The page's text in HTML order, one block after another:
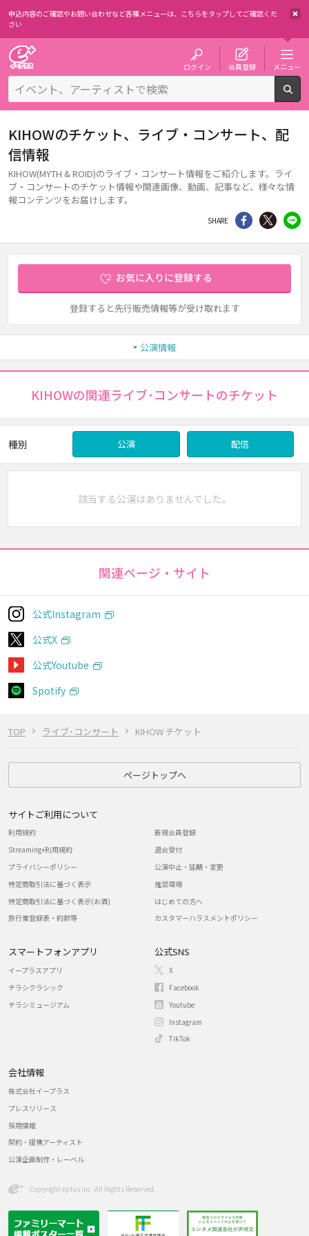
申込内容のご確認やお問い合わせなど各種メニューは、 こちらをタップしてご確認くだ
さい
ログイン 会員登録 メニュー
TOP ライブ･コンサート KIHOW チケット
KIHOWのチケット、ライブ・コンサート、配
信情報
KIHOW(MYTH & ROID)のライブ・コンサート情報をご紹介します。ライ
ブ・コンサートのチケット情報や関連画像、動画、記事など、様々な情
報コンテンツをお届けします。
SHARE シェア Twitter
お気に入りに登録する
登録すると先行販売情報等が受け取れます
公演情報
KIHOWの関連ライブ･コンサートのチケット
種別 公演 配信
該当する公演はありませんでした。
関連ページ・サイト
公式Instagram
公式X
公式Youtube
Spotify
ページトップへ
サイトご利用について
利用規約
Streaming+利用規約
プライバシーポリシー
特定商取引法に基づく表示
特定商取引法に基づく表示(お酒)
旅行業登録表・約款等
新規会員登録
退会受付
公演中止・延期・変更
推奨環境
はじめての方へ
カスタマーハラスメントポリシー
スマートフォンアプリ
イープラスアプリ
チラシクラシック
チラシミュージアム
公式SNS
X
Facebook
Youtube
Instagram
TikTok
会社情報
株式会社イープラス
プレスリリース
採用情報
契約・提携アーティスト
公演企画制作・レーベル
Copyright eplus inc. All Rights Reserved.